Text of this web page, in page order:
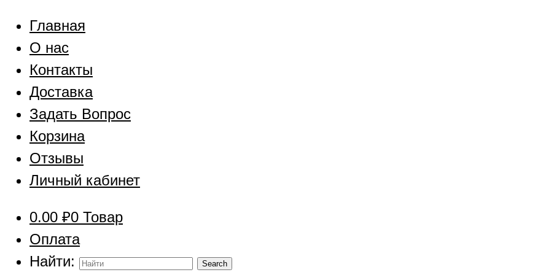
Главная
О нас
Контакты
Доставка
Задать Вопрос
Корзина
Отзывы
Личный кабинет
0.00 ₽0 Товар
Оплата
Найти: